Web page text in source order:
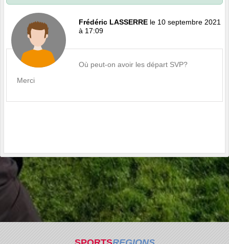
Frédéric LASSERRE le 10 septembre 2021
à 17:09
Où peut-on avoir les départ SVP?
Merci